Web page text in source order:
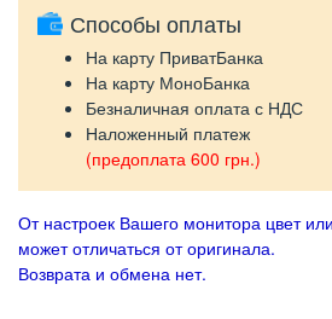
Способы оплаты
На карту ПриватБанка
На карту МоноБанка
Безналичная оплата с НДС
Наложенный платеж
(предоплата 600 грн.)
От настроек Вашего монитора цвет
может отличаться от оригинала.
Возврата и обмена нет.